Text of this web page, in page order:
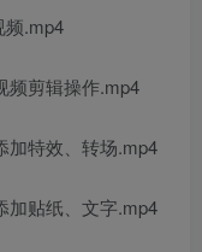
频.mp4
频剪辑操作.mp4
加特效、转场.mp4
加贴纸、文字.mp4